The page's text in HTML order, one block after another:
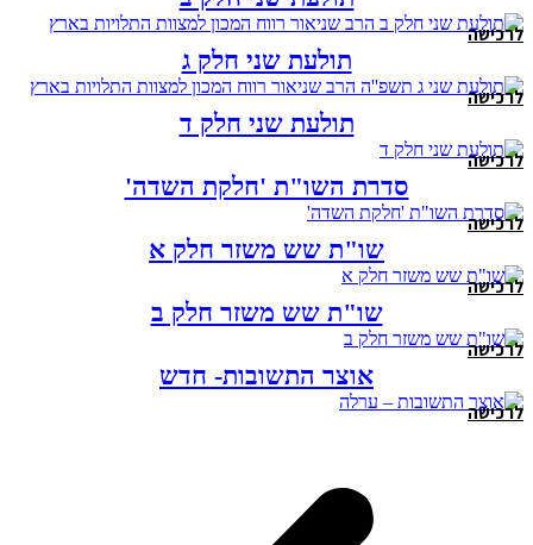
לרכישה
תולעת שני חלק ג
לרכישה
תולעת שני חלק ד
לרכישה
סדרת השו"ת 'חלקת השדה'
לרכישה
שו"ת שש משזר חלק א
לרכישה
שו"ת שש משזר חלק ב
לרכישה
אוצר התשובות- חדש
לרכישה